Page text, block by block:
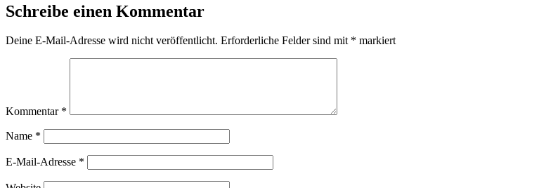
Schreibe einen Kommentar
Deine E-Mail-Adresse wird nicht veröffentlicht. Erforderliche Felder sind mit * markiert
Kommentar *
Name *
E-Mail-Adresse *